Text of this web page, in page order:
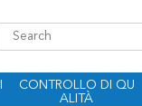
CONTROLLO DI QU
ALITÀ